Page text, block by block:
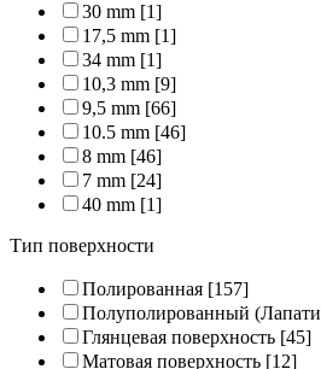
30 mm [1]
17,5 mm [1]
34 mm [1]
10,3 mm [9]
9,5 mm [66]
10.5 mm [46]
8 mm [46]
7 mm [24]
40 mm [1]
Тип поверхности
Полированная [157]
Полуполированный
Глянцевая поверхность [45]
Матовая поверхность [12]